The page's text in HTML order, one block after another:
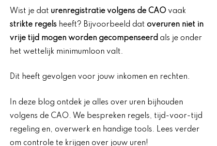
Wist je dat urenregistratie volgens de CAO vaak
strikte regels heeft? Bijvoorbeeld dat overuren niet in
vrije tijd mogen worden gecompenseerd als je onder
het wettelijk minimumloon valt.
Dit heeft gevolgen voor jouw inkomen en rechten.
In deze blog ontdek je alles over uren bijhouden
volgens de CAO. We bespreken regels, tijd-voor-tijd
regeling en, overwerk en handige tools. Lees verder
om controle te krijgen over jouw uren!